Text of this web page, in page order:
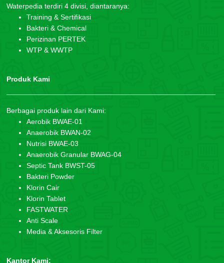
Waterpedia terdiri 4 divisi, diantaranya:
Training & Sertifikasi
Bakteri & Chemical
Perizinan PERTEK
WTP & WWTP
Produk Kami
Berbagai produk lain dari Kami:
Aerobik BWAE-01
Anaerobik BWAN-02
Nutrisi BWAE-03
Anaerobik Granular BWAG-04
Septic Tank BWST-05
Bakteri Powder
Klorin Cair
Klorin Tablet
FASTWATER
Anti Scale
Media & Aksesoris Filter
Kantor Kami: